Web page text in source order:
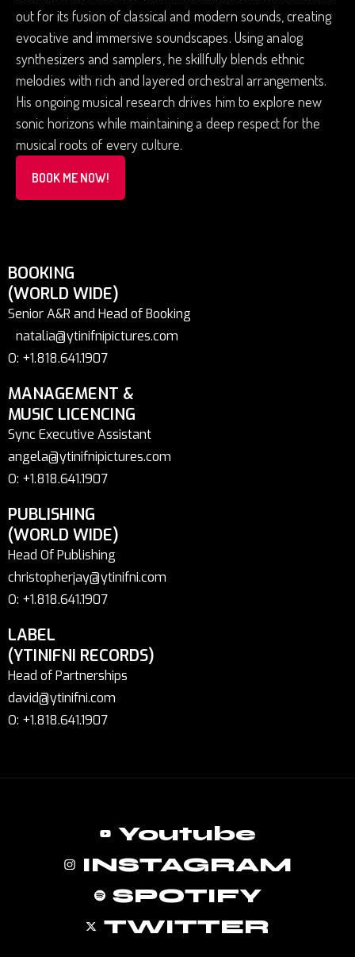
out for its fusion of classical and modern sounds, creating
evocative and immersive soundscapes. Using analog
synthesizers and samplers, he skillfully blends ethnic
melodies with rich and layered orchestral arrangements.
His ongoing musical research drives him to explore new
sonic horizons while maintaining a deep respect for the
musical roots of every culture.
BOOK ME NOW!
BOOKING
(WORLD WIDE)
Senior A&R and Head of Booking
natalia@ytinifnipictures.com
O: +1.818.641.1907
MANAGEMENT &
MUSIC LICENCING
Sync Executive Assistant
angela@ytinifnipictures.com
O: +1.818.641.1907
PUBLISHING
(WORLD WIDE)
Head Of Publishing
christopherjay@ytinifni.com
O: +1.818.641.1907
LABEL
(YTINIFNI RECORDS)
Head of Partnerships
david@ytinifni.com
O: +1.818.641.1907
Youtube
INSTAGRAM
SPOTIFY
TWITTER